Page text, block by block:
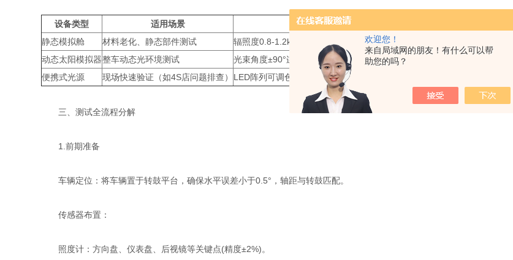
欢迎您！
来自局域网的朋友！有什么可以帮
助您的吗？
设备类型​ ​适用场景​
​关键参数​
​静态模拟舱​
材料老化、静态部件测试
辐照度0.8-1.2kW/m²（AM1.5G光谱），温控范围-40℃~100℃
​动态太阳模拟器​整车动态光环境测试
光束角度±90°连续可调，辐照均匀性＞90%，响应时间＜10ms
​便携式光源​
现场快速验证（如4S店问题排查） LED阵列可调色温（3000K-6500K），支持偏振光模拟
​ 三、测试全流程分解
1.前期准备​
​车辆定位：将车辆置于转鼓平台，确保水平误差小于0.5°，轴距与转鼓匹配。
​传感器布置：
​照度计：方向盘、仪表盘、后视镜等关键点(精度±2%)。